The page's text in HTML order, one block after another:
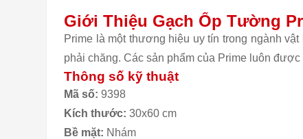
Giới Thiệu Gạch Ốp Tường
Prime là một thương hiệu uy tín trong ngành
phải chăng. Các sản phẩm của Prime luôn
Thông số kỹ thuật
Mã số: 9398
Kích thước: 30x60 cm
Bề mặt: Nhám